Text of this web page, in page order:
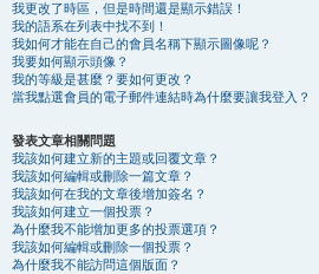
我更改了時區，但是時間還是顯示錯誤！
我的語系在列表中找不到！
我如何才能在自己的會員名稱下顯示圖像呢？
我要如何顯示頭像？
我的等級是甚麼？要如何更改？
當我點選會員的電子郵件連結時為什麼要讓我登入？
發表文章相關問題
我該如何建立新的主題或回覆文章？
我該如何編輯或刪除一篇文章？
我該如何在我的文章後增加簽名？
我該如何建立一個投票？
為什麼我不能增加更多的投票選項？
我該如何編輯或刪除一個投票？
為什麼我不能訪問這個版面？